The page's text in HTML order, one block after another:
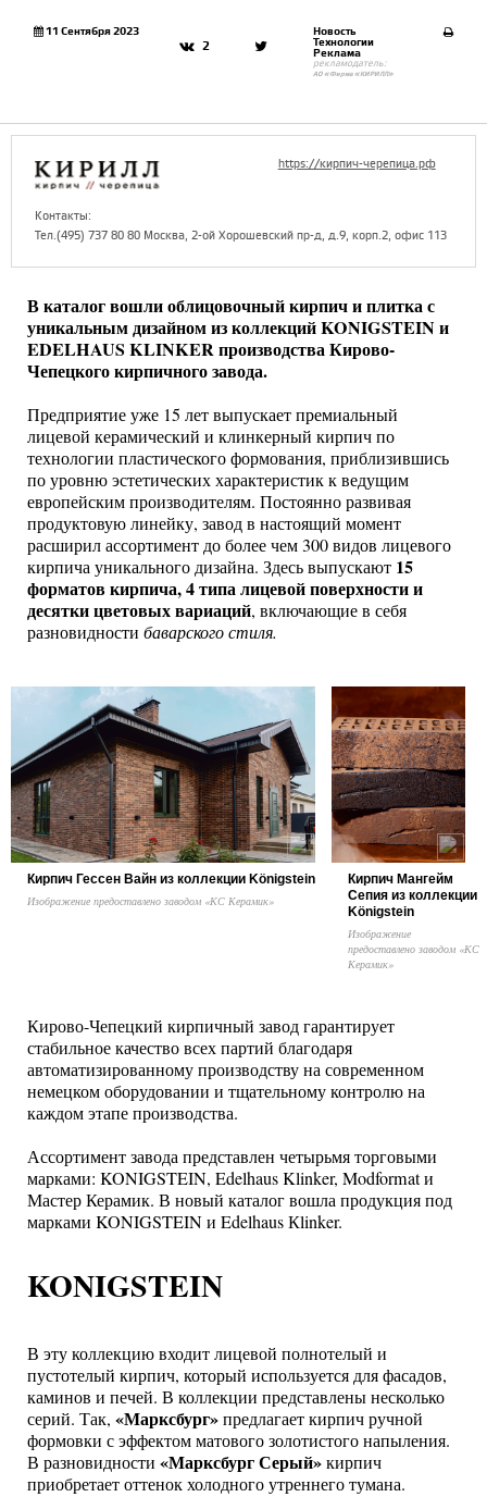
11 Сентября 2023
2
Новость
Технологии
Реклама
рекламодатель:
АО «Фирма «КИРИЛЛ»
https://кирпич-черепица.рф
Контакты:
Тел.(495) 737 80 80 Москва, 2-ой Хорошевский пр-д, д.9, корп.2, офис 113
В каталог вошли облицовочный кирпич и плитка с
уникальным дизайном из коллекцийKONIGSTEIN и
EDELHAUS KLINKER производства Кирово-
Чепецкого кирпичного завода.
Предприятие уже 15 лет выпускает премиальный
лицевой керамический и клинкерный кирпич по
технологии пластического формования, приблизившись
по уровню эстетических характеристик к ведущим
европейским производителям. Постоянно развивая
продуктовую линейку, завод в настоящий момент
расширил ассортимент до более чем 300 видов лицевого
кирпича уникального дизайна. Здесь выпускают 15
форматов кирпича, 4 типа лицевой поверхности и
десятки цветовых вариаций, включающие в себя
разновидности баварского стиля.
Кирпич Гессен Вайн из коллекции Königstein
Изображение предоставлено заводом «КС Керамик»
Кирпич Мангейм
Сепия из коллекции
Königstein
Изображение
предоставлено заводом «КС
Керамик»
Кирово-Чепецкий кирпичный завод гарантирует
стабильное качество всех партий благодаря
автоматизированному производству на современном
немецком оборудовании и тщательному контролю на
каждом этапе производства.
Ассортимент завода представлен четырьмя торговыми
марками: KONIGSTEIN, Edelhaus Klinker, Modformat и
Мастер Керамик. В новый каталог вошла продукция под
марками KONIGSTEIN и Edelhaus Кlinker.
KONIGSTEIN
В эту коллекцию входит лицевой полнотелый и
пустотелый кирпич, который используется для фасадов,
каминов и печей. В коллекции представлены несколько
серий. Так, «Марксбург»предлагает кирпич ручной
формовки с эффектом матового золотистого напыления.
В разновидности «Марксбург Серый»кирпич
приобретает оттенок холодного утреннего тумана.